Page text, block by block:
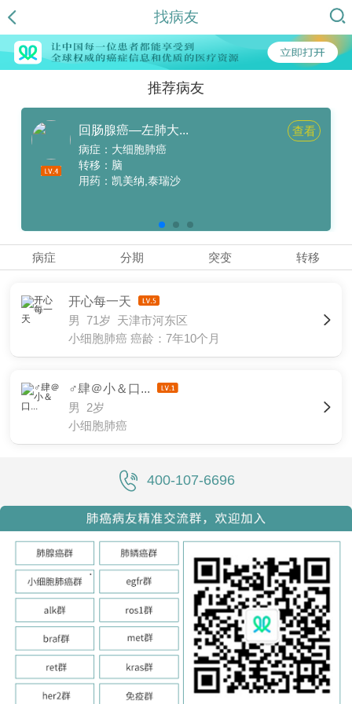
找病友
推荐病友
回肠腺癌—左肺大... 查看
病症：大细胞肺癌
转移：脑
用药：凯美纳,泰瑞沙
病症 分期 突变 转移
开心每一天
男 71岁 天津市河东区
小细胞肺癌 癌龄：7年10个月
♂肆＠小＆口...
男 2岁
小细胞肺癌
400-107-6696